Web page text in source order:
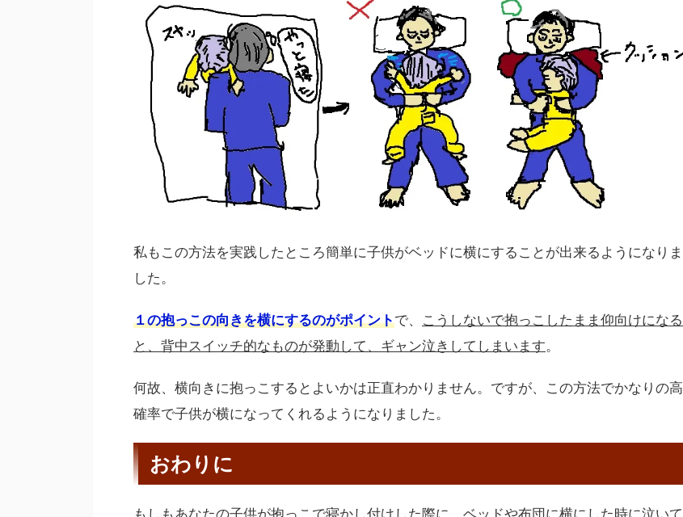
私もこの方法を実践したところ簡単に子供がベッドに横にすることが出来るようになりま
した。
１の抱っこの向きを横にするのがポイントで、 こうしないで抱っこしたまま仰向けになる
と、背中スイッチ的なものが発動して、ギャン泣きしてしまいます。
何故、横向きに抱っこするとよいかは正直わかりません。ですが、この方法でかなりの高
確率で子供が横になってくれるようになりました。
おわりに
もしもあなたの子供が抱っこで寝かし付けした際に、ベッドや布団に横にした時に泣いて